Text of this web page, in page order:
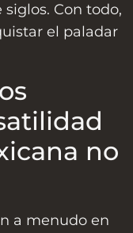
Con todo,
el paladar
no
a menudo en